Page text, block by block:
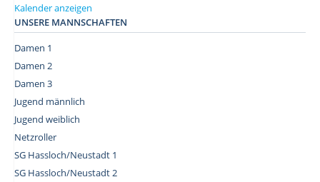
Kalender anzeigen
UNSERE MANNSCHAFTEN
Damen 1
Damen 2
Damen 3
Jugend männlich
Jugend weiblich
Netzroller
SG Hassloch/Neustadt 1
SG Hassloch/Neustadt 2